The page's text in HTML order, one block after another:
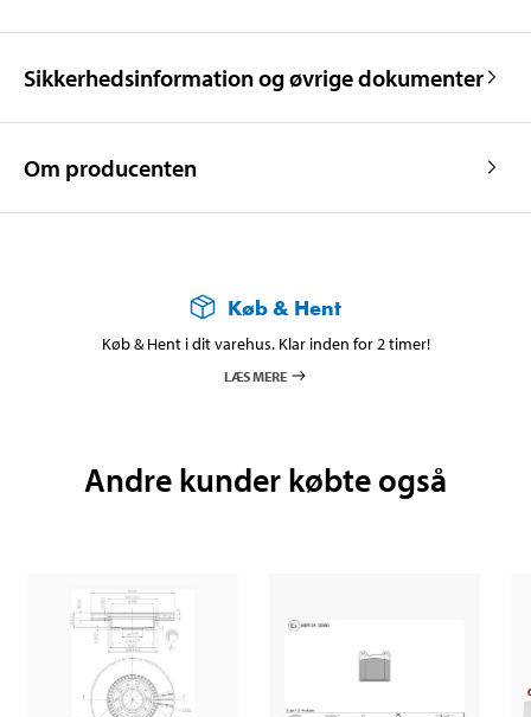
Sikkerhedsinformation og øvrige dokumenter
Om producenten
Køb & Hent
Køb & Hent i dit varehus. Klar inden for 2 timer!
LÆS MERE
Andre kunder købte også